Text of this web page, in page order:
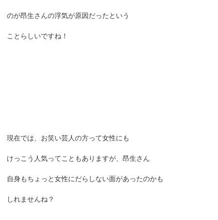
のが昂生さんの浮気が原因だったという
ことらしいですね！
現在では、お笑い芸人の方って女性にも
けっこう人気ってこともありますが、昂生さん
自身もちょっと女性にだらしない面があったのかも
しれませんね？